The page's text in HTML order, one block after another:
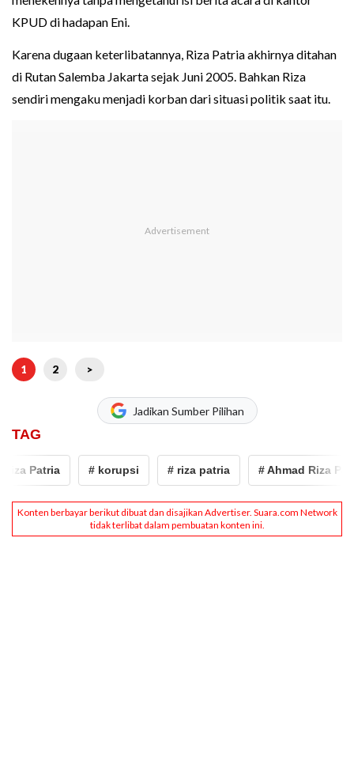
KPUD di hadapan Eni.
Karena dugaan keterlibatannya, Riza Patria akhirnya ditahan
di Rutan Salemba Jakarta sejak Juni 2005. Bahkan Riza
sendiri mengaku menjadi korban dari situasi politik saat itu.
1 2 >
Jadikan Sumber Pilihan
TAG
Patria # korupsi # riza patria # Ahmad Riza